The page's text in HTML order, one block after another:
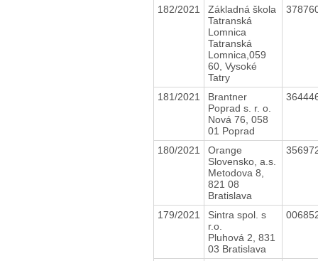
182/2021
Základná škola
Tatranská
Lomnica
Tatranská
Lomnica,059
60, Vysoké
Tatry
181/2021
Brantner
Poprad s. r. o.
Nová 76, 058
01 Poprad
180/2021
Orange
Slovensko, a.s.
Metodova 8,
821 08
Bratislava
179/2021
Sintra spol. s
r.o.
Pluhová 2, 831
03 Bratislava